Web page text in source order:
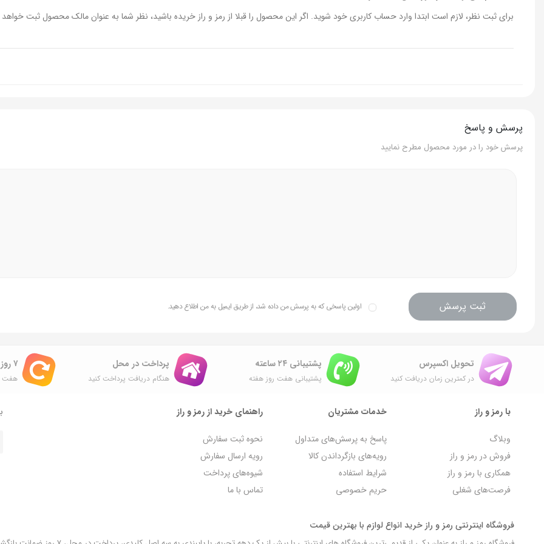
برای ثبت نظر، لازم است ابتدا وارد حساب کاربری خود شوید. اگر این محصول را قبلا از رمز و راز خریده باشید، نظر شما به عنوان مالک محصول ثبت
پرسش و پاسخ
پرسش خود را در مورد محصول مطرح نمایید
ثبت پرسش اولین پاسخی که به پرسش من داده شد، از طریق ایمیل به من اطلاع دهید.
تحویل اکسپرس
در کمترین زمان دریافت کنید
پشتیبانی ۲۴ ساعته
پشتیبانی هفت روز هفته
پرداخت در محل
هنگام دریافت پرداخت کنید
۷ روز ضمانت بازگشت
هفت
با رمز و راز
وبلاگ
فروش در رمز و راز
همکاری با رمز و راز
فرصت‌های شغلی
خدمات مشتریان
پاسخ به پرسش‌های متداول
رویه‌های بازگرداندن کالا
شرایط استفاده
حریم خصوصی
راهنمای خرید از رمز و راز
نحوه ثبت سفارش
رویه ارسال سفارش
شیوه‌های پرداخت
تماس با ما
فروشگاه اینترنتی رمز و راز خرید انواع لوازم با بهترین قیمت